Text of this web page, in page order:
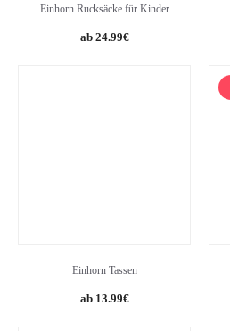
Einhorn Rucksäcke für Kinder
Original
24.99€Current
Einhorn Tassen
13.99€